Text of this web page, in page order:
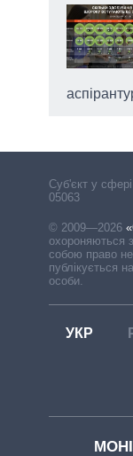
Cуб'єкт у
05063
© 2009—2026
охороняються
собою право
публікується
особи.
УКР